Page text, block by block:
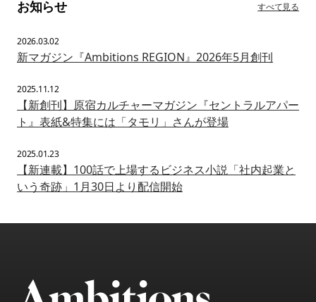
2026.03.02
2025.11.12
【新創刊】原宿カルチャーマガジン『セントラルアパー
2025.01.23
【新連載】100話で上場するビジネス小説「社内起業と